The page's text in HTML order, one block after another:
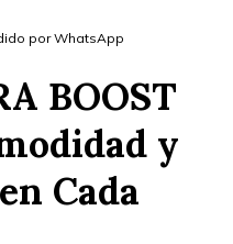
por WhatsApp
BOOST
y
Cada